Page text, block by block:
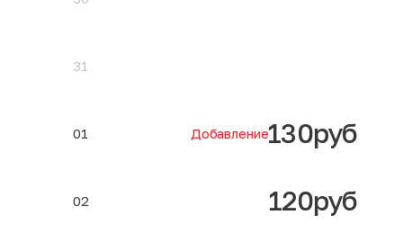
31
Добавление
01 130руб
02 120руб